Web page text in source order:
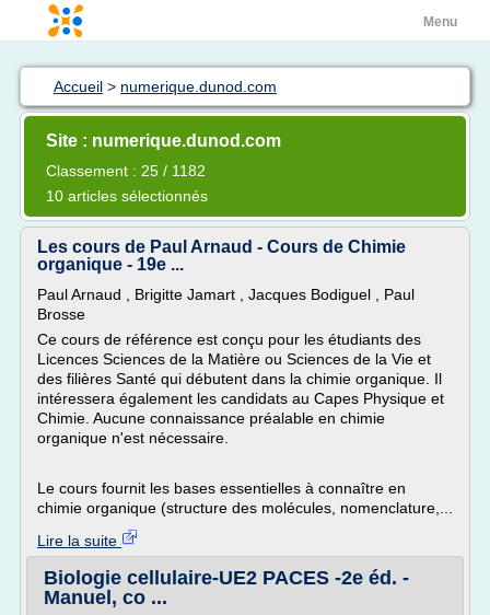
Menu
Accueil > numerique.dunod.com
Site : numerique.dunod.com
Classement : 25 / 1182
10 articles sélectionnés
Les cours de Paul Arnaud - Cours de Chimie
organique - 19e ...
Paul Arnaud , Brigitte Jamart , Jacques Bodiguel , Paul
Brosse
Ce cours de référence est conçu pour les étudiants des
Licences Sciences de la Matière ou Sciences de la Vie et
des filières Santé qui débutent dans la chimie organique. Il
intéressera également les candidats au Capes Physique et
Chimie. Aucune connaissance préalable en chimie
organique n'est nécessaire.
Le cours fournit les bases essentielles à connaître en
chimie organique (structure des molécules, nomenclature,...
Lire la suite
Biologie cellulaire-UE2 PACES -2e éd. -
Manuel, co ...